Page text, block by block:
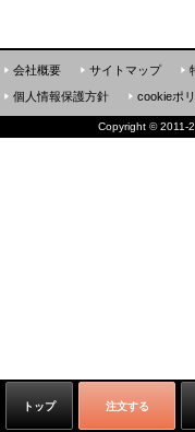
トップ 注文する
会社概要 サイトマップ
個人情報保護方針
cookieポ
Copyright ©2011-